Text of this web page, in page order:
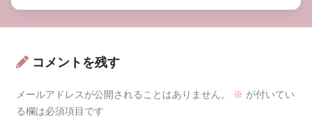
コメントを残す
メールアドレスが公開されることはありません。 ※ が付いてい
る欄は必須項目です